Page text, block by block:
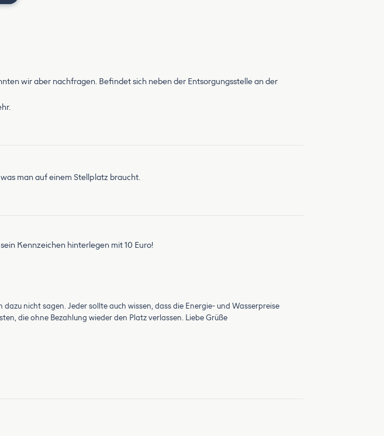
wir aber nachfragen. Befindet sich neben der Entsorgungsstelle an der
man auf einem Stellplatz braucht.
Kennzeichen hinterlegen mit 10 Euro!
nicht sagen. Jeder sollte auch wissen, dass die Energie- und Wasserpreise
die ohne Bezahlung wieder den Platz verlassen. Liebe Grüße